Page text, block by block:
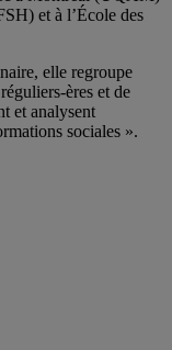
et à l’École des
elle regroupe
réguliers-ères et de
et analysent
sociales ».